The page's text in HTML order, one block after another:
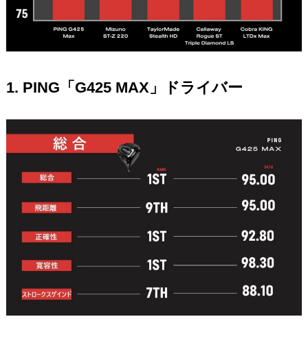
1. PING「G425 MAX」ドライバー